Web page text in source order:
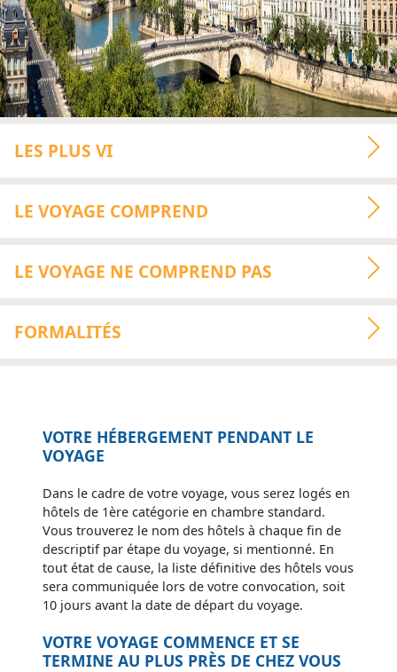
LES PLUS VI
LE VOYAGE COMPREND
LE VOYAGE NE COMPREND PAS
FORMALITÉS
VOTRE HÉBERGEMENT PENDANT LE
VOYAGE
Dans le cadre de votre voyage, vous serez logés en
hôtels de 1ère catégorie en chambre standard.
Vous trouverez le nom des hôtels à chaque fin de
descriptif par étape du voyage, si mentionné. En
tout état de cause, la liste définitive des hôtels vous
sera communiquée lors de votre convocation, soit
10 jours avant la date de départ du voyage.
VOTRE VOYAGE COMMENCE ET SE
TERMINE AU PLUS PRÈS DE CHEZ VOUS